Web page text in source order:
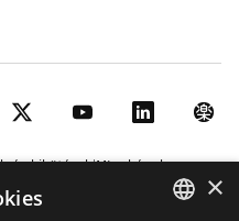
és kikötések MI a képeken
×